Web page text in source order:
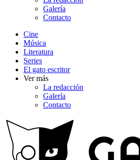
Galería
Contacto
Cine
Música
Literatura
Series
El gato escritor
Ver más
La redacción
Galería
Contacto